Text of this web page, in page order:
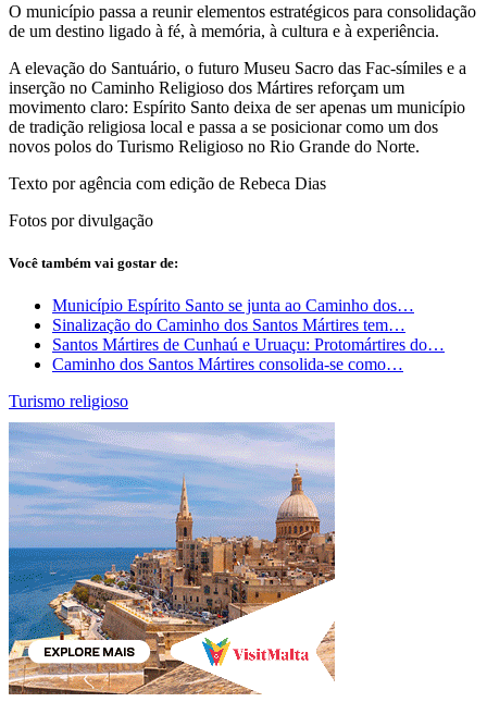
O município passa a reunir elementos estratégicos para consolidação
de um destino ligado à fé, à memória, à cultura e à experiência.
A elevação do Santuário, o futuro Museu Sacro das Fac-símiles e a
inserção no Caminho Religioso dos Mártires reforçam um
movimento claro: Espírito Santo deixa de ser apenas um município
de tradição religiosa local e passa a se posicionar como um dos
novos polos do Turismo Religioso no Rio Grande do Norte.
Texto por agência com edição de Rebeca Dias
Fotos por divulgação
Você também vai gostar de:
Município Espírito Santo se junta ao Caminho dos…
Sinalização do Caminho dos Santos Mártires tem…
Santos Mártires de Cunhaú e Uruaçu: Protomártires do…
Caminho dos Santos Mártires consolida-se como…
Turismo religioso